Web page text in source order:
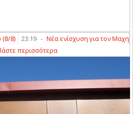
23:19 - Νέα ενίσχυση για τον Μαχητή
περισσότερα